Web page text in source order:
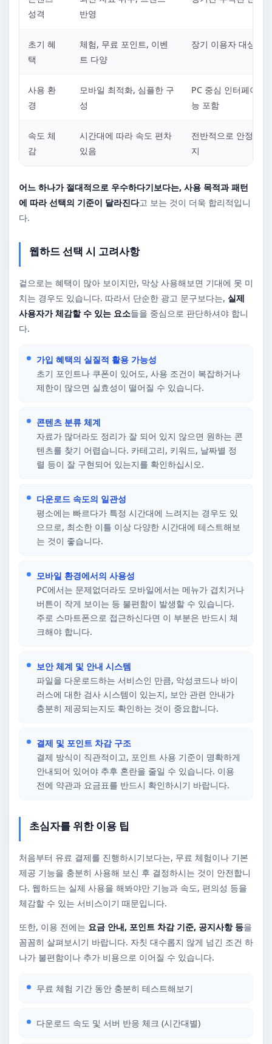
성격
반영
초기 혜
택
체험, 무료 포인트, 이벤
트 다양
장기 이용자 대상 혜
사용 환
경
모바일 최적화, 심플한 구
성
PC 중심 인터페이스,
능 포함
속도 체
감
시간대에 따라 속도 편차
있음
전반적으로 안정적
지
어느 하나가 절대적으로 우수하다기보다는, 사용 목적과 패턴
에 따라 선택의 기준이 달라진다고 보는 것이 더욱 합리적입니
다.
웹하드 선택 시 고려사항
겉으로는 혜택이 많아 보이지만, 막상 사용해보면 기대에 못 미
치는 경우도 있습니다. 따라서 단순한 광고 문구보다는, 실제
사용자가 체감할 수 있는 요소들을 중심으로 판단하셔야 합니
다.
가입 혜택의 실질적 활용 가능성
초기 포인트나 쿠폰이 있어도, 사용 조건이 복잡하거나
제한이 많으면 실효성이 떨어질 수 있습니다.
콘텐츠 분류 체계
자료가 많더라도 정리가 잘 되어 있지 않으면 원하는 콘
텐츠를 찾기 어렵습니다. 카테고리, 키워드, 날짜별 정
렬 등이 잘 구현되어 있는지를 확인하십시오.
다운로드 속도의 일관성
평소에는 빠르다가 특정 시간대에 느려지는 경우도 있
으므로, 최소한 이틀 이상 다양한 시간대에 테스트해보
는 것이 좋습니다.
모바일 환경에서의 사용성
PC에서는 문제없더라도 모바일에서는 메뉴가 겹치거나
버튼이 작게 보이는 등 불편함이 발생할 수 있습니다.
주로 스마트폰으로 접근하신다면 이 부분은 반드시 체
크해야 합니다.
보안 체계 및 안내 시스템
파일을 다운로드하는 서비스인 만큼, 악성코드나 바이
러스에 대한 검사 시스템이 있는지, 보안 관련 안내가
충분히 제공되는지도 확인하는 것이 중요합니다.
결제 및 포인트 차감 구조
결제 방식이 직관적이고, 포인트 사용 기준이 명확하게
안내되어 있어야 추후 혼란을 줄일 수 있습니다. 이용
전에 약관과 요금표를 반드시 확인하시기 바랍니다.
초심자를 위한 이용 팁
처음부터 유료 결제를 진행하시기보다는, 무료 체험이나 기본
제공 기능을 충분히 사용해 보신 후 결정하시는 것이 안전합니
다. 웹하드는 실제 사용을 해봐야만 기능과 속도, 편의성 등을
체감할 수 있는 서비스이기 때문입니다.
또한, 이용 전에는 요금 안내, 포인트 차감 기준, 공지사항 등을
꼼꼼히 살펴보시기 바랍니다. 자칫 대수롭지 않게 넘긴 조건 하
나가 불편함이나 추가 비용으로 이어질 수 있습니다.
무료 체험 기간 동안 충분히 테스트해보기
다운로드 속도 및 서버 반응 체크 (시간대별)